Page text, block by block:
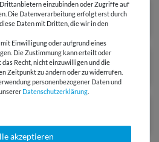
-30 %
einzubinden oder Zugriffe auf
Die Datenverarbeitung erfolgt erst durch
Daten mit Dritten, die wir in den
Einwilligung oder aufgrund eines
Die Zustimmung kann erteilt oder
das Recht, nicht einzuwilligen und die
Zeitpunkt zu ändern oder zu widerrufen.
personenbezogener Daten und
Daten­schutz­erklärung
akzeptieren